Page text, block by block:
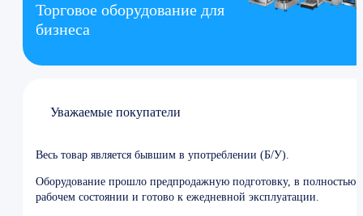
Торговое оборудование для
бизнеса
Уважаемые покупатели
Весь товар является бывшим в употреблении (Б/У).
Оборудование прошло предпродажную подготовку, в полностью
рабочем состоянии и готово к ежедневной эксплуатации.